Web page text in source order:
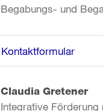
Begabungs- und
Kontaktformular
Claudia Gretener
Integrative Förderung